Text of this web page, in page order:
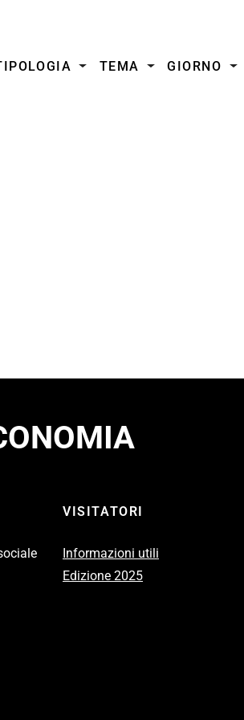
TEMA GIORNO
VISITATORI
Informazioni utili
Edizione 2025